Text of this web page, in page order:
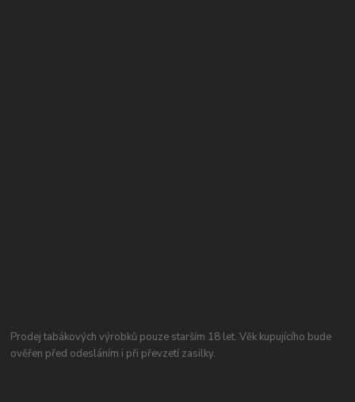
Prodej tabákových výrobků pouze starším 18 let. Věk kupujícího bude
ověřen před odesláním i při převzetí zasilky.